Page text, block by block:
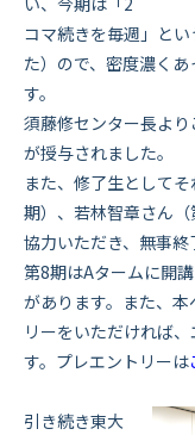
コマ続きを毎週」と
た）ので、密度濃く
す。
須藤修センター長よ
が授与されました。
また、修了生として
期）、若林智章さん
協力いただき、無事終
第8期はAタームに開
があります。また、
リーをいただければ
す。プレエントリーは
引き続き東大